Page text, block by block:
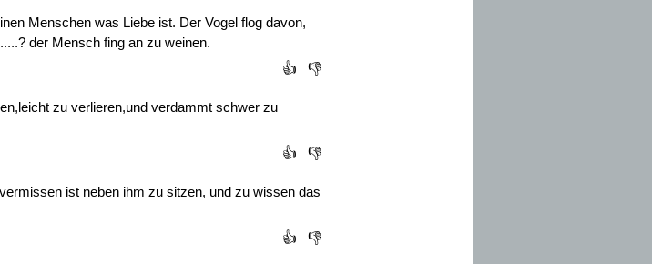
Menschen was Liebe ist. Der Vogel flog davon,
der Mensch fing an zu weinen.
👍
👎
zu verlieren,und verdammt schwer zu
👍
👎
ist neben ihm zu sitzen, und zu wissen das
👍
👎